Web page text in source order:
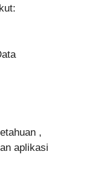
,
aplikasi